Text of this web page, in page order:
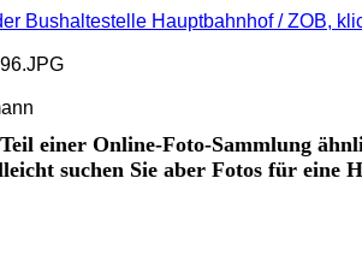
Bushaltestelle Hauptbahnhof / ZOB,
einer Online-Foto-Sammlung
suchen Sie aber Fotos für eine